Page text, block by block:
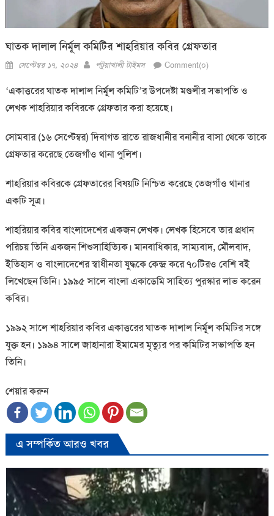
ঘাতক দালাল নির্মূল কমিটির শাহরিয়ার কবির গ্রেফতার
Posted
সেপ্টেম্বর ১৭, ২০২৪ Author
পটুয়াখালী টাইমস Comment(০)
‘একাত্তরের ঘাতক দালাল নির্মূল কমিটি’র উপদেষ্টা মণ্ডলীর সভাপতি ও
লেখক শাহরিয়ার কবিরকে গ্রেফতার করা হয়েছে।
সোমবার (১৬ সেপ্টেম্বর) দিবাগত রাতে রাজধানীর বনানীর বাসা থেকে তাকে
গ্রেফতার করেছে তেজগাঁও থানা পুলিশ।
শাহরিয়ার কবিরকে গ্রেফতারের বিষয়টি নিশ্চিত করেছে তেজগাঁও থানার
একটি সূত্র।
শাহরিয়ার কবির বাংলাদেশের একজন লেখক। লেখক হিসেবে তার প্রধান
পরিচয় তিনি একজন শিশুসাহিত্যিক। মানবাধিকার, সাম্যবাদ, মৌলবাদ,
ইতিহাস ও বাংলাদেশের স্বাধীনতা যুদ্ধকে কেন্দ্র করে ৭০টিরও বেশি বই
লিখেছেন তিনি। ১৯৯৫ সালে বাংলা একাডেমি সাহিত্য পুরস্কার লাভ করেন
কবির।
১৯৯২ সালে শাহরিয়ার কবির একাত্তরের ঘাতক দালাল নির্মূল কমিটির সঙ্গে
যুক্ত হন। ১৯৯৪ সালে জাহানারা ইমামের মৃত্যুর পর কমিটির সভাপতি হন
তিনি।
শেয়ার করুন
এ সম্পর্কিত আরও খবর